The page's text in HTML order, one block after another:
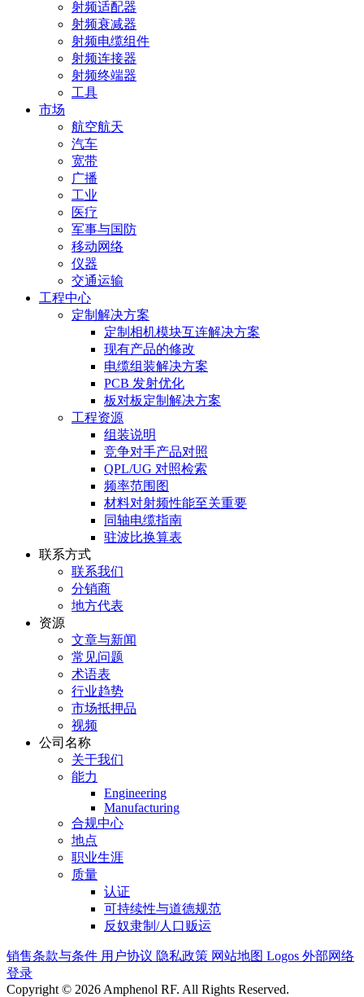
射频适配器
射频衰减器
射频电缆组件
射频连接器
射频终端器
工具
市场
航空航天
汽车
宽带
广播
工业
医疗
军事与国防
移动网络
仪器
交通运输
工程中心
定制解决方案
定制相机模块互连解决方案
现有产品的修改
电缆组装解决方案
PCB 发射优化
板对板定制解决方案
工程资源
组装说明
竞争对手产品对照
QPL/UG 对照检索
频率范围图
材料对射频性能至关重要
同轴电缆指南
驻波比换算表
联系方式
联系我们
分销商
地方代表
资源
文章与新闻
常见问题
术语表
行业趋势
市场抵押品
视频
公司名称
关于我们
能力
Engineering
Manufacturing
合规中心
地点
职业生涯
质量
认证
可持续性与道德规范
反奴隶制/人口贩运
销售条款与条件 用户协议 隐私政策 网站地图 Logos 外部网络
登录
Copyright © 2026 Amphenol RF. All Rights Reserved.